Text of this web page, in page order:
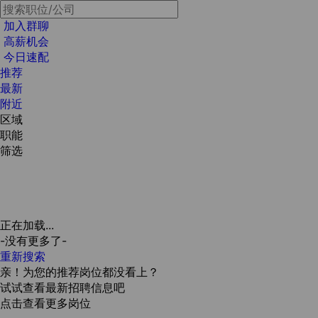
加入群聊
高薪机会
今日速配
推荐
最新
附近
区域
职能
筛选
正在加载...
-没有更多了-
重新搜索
亲！为您的推荐岗位都没看上？
试试查看最新招聘信息吧
点击查看更多岗位